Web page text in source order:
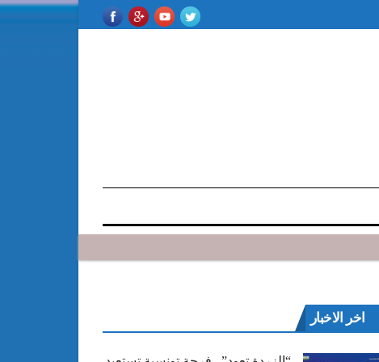
اخر الاخبار